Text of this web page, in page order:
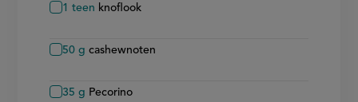
1 teen knoflook
50 g cashewnoten
35 g Pecorino